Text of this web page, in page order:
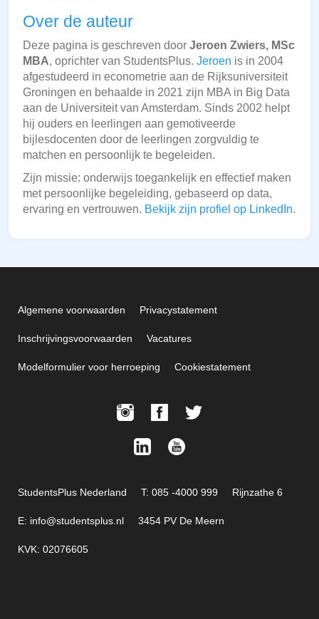
Over de auteur
Deze pagina is geschreven door Jeroen Zwiers, MSc
MBA, oprichter van StudentsPlus. Jeroen is in 2004
afgestudeerd in econometrie aan de Rijksuniversiteit
Groningen en behaalde in 2021 zijn MBA in Big Data
aan de Universiteit van Amsterdam. Sinds 2002 helpt
hij ouders en leerlingen aan gemotiveerde
bijlesdocenten door de leerlingen zorgvuldig te
matchen en persoonlijk te begeleiden.
Zijn missie: onderwijs toegankelijk en effectief maken
met persoonlijke begeleiding, gebaseerd op data,
ervaring en vertrouwen. Bekijk zijn profiel op LinkedIn.
Algemene voorwaarden Privacystatement
Inschrijvingsvoorwaarden Vacatures
Modelformulier voor herroeping Cookiestatement
StudentsPlus Nederland T: 085 -4000 999 Rijnzathe 6
E: info@studentsplus.nl 3454 PV De Meern
KVK: 02076605